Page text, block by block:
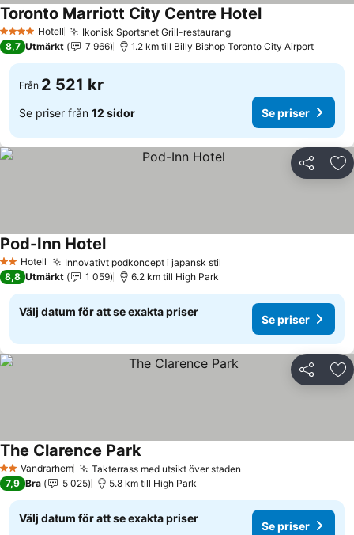
4 StjärnorHotell Ikonisk Sportsnet Grill-restaurang
Toronto Marriott City Centre Hotel
8,7 Utmärkt 7 966 1.2 km till Billy Bishop Toronto City Airport
Från 2 521 kr
Se priser från 12 sidor Se priser
Dela
2 Stjärnor
Hotell Innovativt podkoncept i japansk stil
Pod-Inn Hotel
8,8 Utmärkt 1 059 6.2 km till High Park
Välj datum för att se exakta priser
Se priser
Dela
2 StjärnorVandrarhem Takterrass med utsikt över staden
The Clarence Park
7,9 Bra 5 025 5.8 km till High Park
Välj datum för att se exakta priser
Se priser